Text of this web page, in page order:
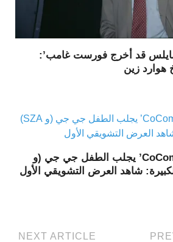
قد أخرج فورست غامب’:
هوارد زين
‘CoComelon: The Movie’ يجلب الطفل جي جي (و
NEXT ARTICLE